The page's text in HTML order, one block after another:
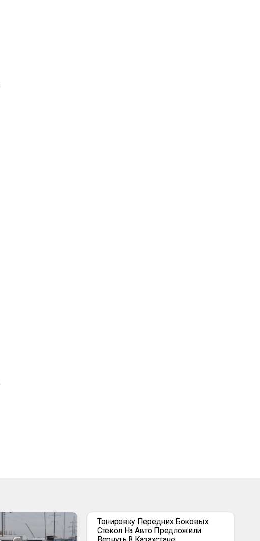
Тонировку Передних Боковых
Стекол На Авто Предложили